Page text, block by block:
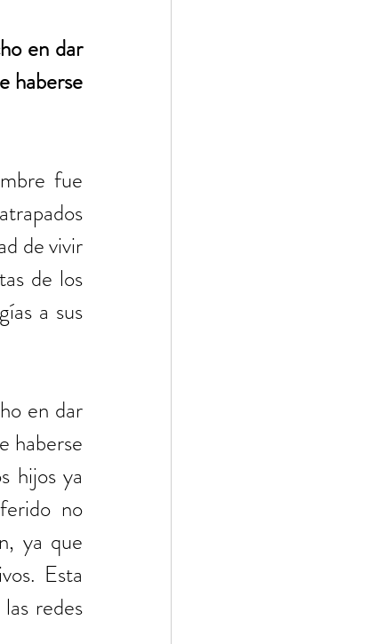
en dar
haberse
fue
de vivir
de los
a sus
en dar
haberse
hijos ya
no
ya que
Esta
redes